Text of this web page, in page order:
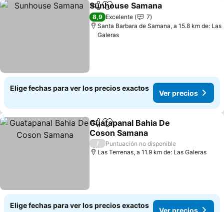
CompartirAgregar a favoritos
Sunhouse Samana
8,9 Excelente
7
Santa Barbara de Samana, a 15.8 km de: Las
Galeras
Elige fechas para ver los precios exactos
Ver precios
CompartirAgregar a favoritos
Guatapanal Bahia De
Coson Samana
/
Puntuación no disponible
Las Terrenas, a 11.9 km de: Las Galeras
Elige fechas para ver los precios exactos
Ver precios